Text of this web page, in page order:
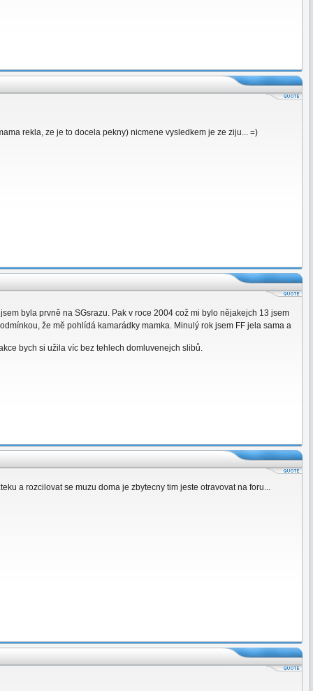
rekla, ze je to docela pekny) nicmene vysledkem je ze ziju... =)
byla prvně na SGsrazu. Pak v roce 2004 což mi bylo nějakejch 13 jsem
že mě pohlídá kamarádky mamka. Minulý rok jsem FF jela sama a
bych si užila víc bez tehlech domluvenejch slibů.
a rozcilovat se muzu doma je zbytecny tim jeste otravovat na foru...